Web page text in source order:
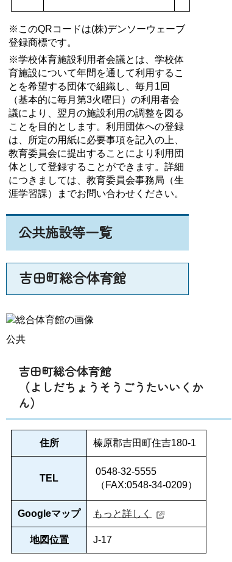
※このQRコードは(株)デンソーウェーブ
登録商標です。
※学校体育施設利用者会議とは、学校体
育施設について年間を通して利用するこ
とを希望する団体で組織し、毎月1回
（基本的に毎月第3火曜日）の利用者会
議により、翌月の施設利用の調整を図る
ことを目的とします。利用団体への登録
は、所定の用紙に必要事項を記入の上、
教育委員会に提出することにより利用団
体として登録することができます。詳細
につきましては、教育委員会事務局（生
涯学習課）までお問い合わせください。
公共施設等一覧
吉田町総合体育館
公共
吉田町総合体育館
（よしだちょうそうごうたいいくか
ん）
住所 榛原郡吉田町住吉180-1
TEL
0548-32-5555
（FAX:0548-34-0209）
Googleマップ もっと詳しく
地図位置 J-17